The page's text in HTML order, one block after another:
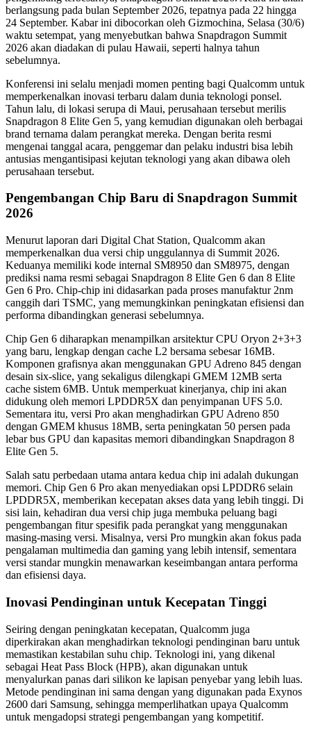
berlangsung pada bulan September 2026, tepatnya pada 22 hingga
24 September. Kabar ini dibocorkan oleh Gizmochina, Selasa (30/6)
waktu setempat, yang menyebutkan bahwa Snapdragon Summit
2026 akan diadakan di pulau Hawaii, seperti halnya tahun
sebelumnya.
Konferensi ini selalu menjadi momen penting bagi Qualcomm untuk
memperkenalkan inovasi terbaru dalam dunia teknologi ponsel.
Tahun lalu, di lokasi serupa di Maui, perusahaan tersebut merilis
Snapdragon 8 Elite Gen 5, yang kemudian digunakan oleh berbagai
brand ternama dalam perangkat mereka. Dengan berita resmi
mengenai tanggal acara, penggemar dan pelaku industri bisa lebih
antusias mengantisipasi kejutan teknologi yang akan dibawa oleh
perusahaan tersebut.
Pengembangan Chip Baru di Snapdragon Summit
2026
Menurut laporan dari Digital Chat Station, Qualcomm akan
memperkenalkan dua versi chip unggulannya di Summit 2026.
Keduanya memiliki kode internal SM8950 dan SM8975, dengan
prediksi nama resmi sebagai Snapdragon 8 Elite Gen 6 dan 8 Elite
Gen 6 Pro. Chip-chip ini didasarkan pada proses manufaktur 2nm
canggih dari TSMC, yang memungkinkan peningkatan efisiensi dan
performa dibandingkan generasi sebelumnya.
Chip Gen 6 diharapkan menampilkan arsitektur CPU Oryon 2+3+3
yang baru, lengkap dengan cache L2 bersama sebesar 16MB.
Komponen grafisnya akan menggunakan GPU Adreno 845 dengan
desain six-slice, yang sekaligus dilengkapi GMEM 12MB serta
cache sistem 6MB. Untuk memperkuat kinerjanya, chip ini akan
didukung oleh memori LPDDR5X dan penyimpanan UFS 5.0.
Sementara itu, versi Pro akan menghadirkan GPU Adreno 850
dengan GMEM khusus 18MB, serta peningkatan 50 persen pada
lebar bus GPU dan kapasitas memori dibandingkan Snapdragon 8
Elite Gen 5.
Salah satu perbedaan utama antara kedua chip ini adalah dukungan
memori. Chip Gen 6 Pro akan menyediakan opsi LPDDR6 selain
LPDDR5X, memberikan kecepatan akses data yang lebih tinggi. Di
sisi lain, kehadiran dua versi chip juga membuka peluang bagi
pengembangan fitur spesifik pada perangkat yang menggunakan
masing-masing versi. Misalnya, versi Pro mungkin akan fokus pada
pengalaman multimedia dan gaming yang lebih intensif, sementara
versi standar mungkin menawarkan keseimbangan antara performa
dan efisiensi daya.
Inovasi Pendinginan untuk Kecepatan Tinggi
Seiring dengan peningkatan kecepatan, Qualcomm juga
diperkirakan akan menghadirkan teknologi pendinginan baru untuk
memastikan kestabilan suhu chip. Teknologi ini, yang dikenal
sebagai Heat Pass Block (HPB), akan digunakan untuk
menyalurkan panas dari silikon ke lapisan penyebar yang lebih luas.
Metode pendinginan ini sama dengan yang digunakan pada Exynos
2600 dari Samsung, sehingga memperlihatkan upaya Qualcomm
untuk mengadopsi strategi pengembangan yang kompetitif.